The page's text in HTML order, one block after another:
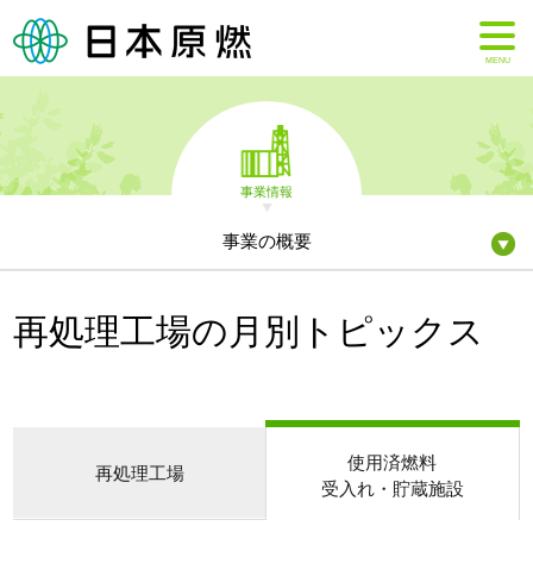
MENU
事業情報
事業の概要
再処理工場の月別トピックス
再処理工場
使用済燃料
受入れ・貯蔵施設